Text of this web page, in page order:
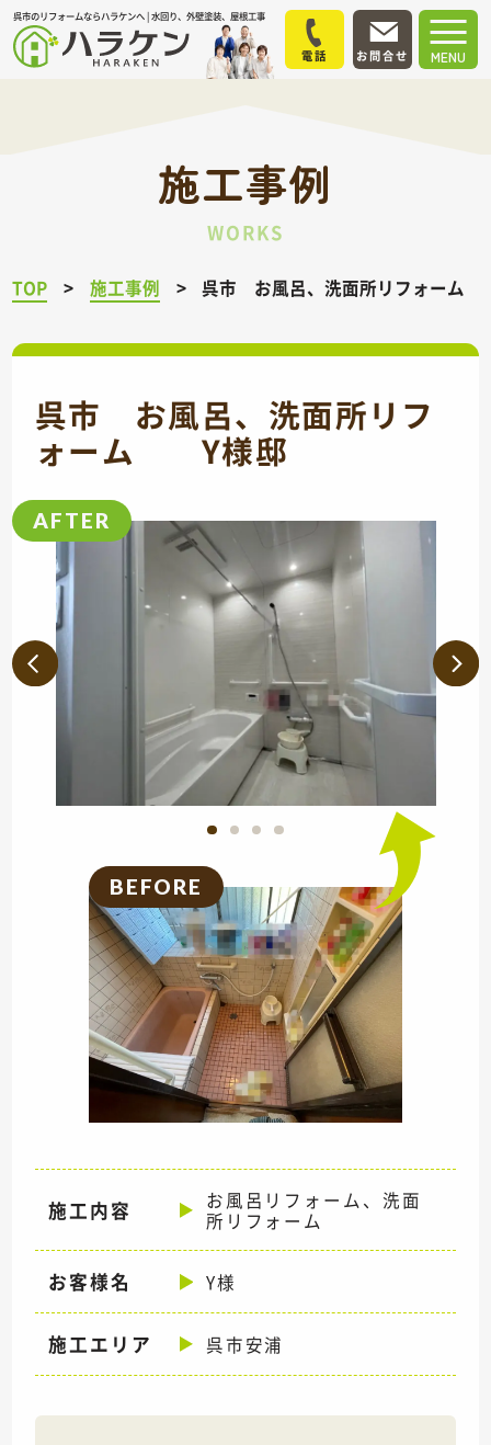
呉市のリフォームならハラケンへ | 水回り、外壁塗装、屋根工事
MENU
電話 お問合せ
施工事例
WORKS
TOP 施工事例 呉市 お風呂、洗面所リフォー
呉市 お風呂、洗面所リフ
ォーム Y様邸
施工内容
お風呂リフォーム、洗面
所リフォーム
お客様名 Y様
施工エリア 呉市安浦